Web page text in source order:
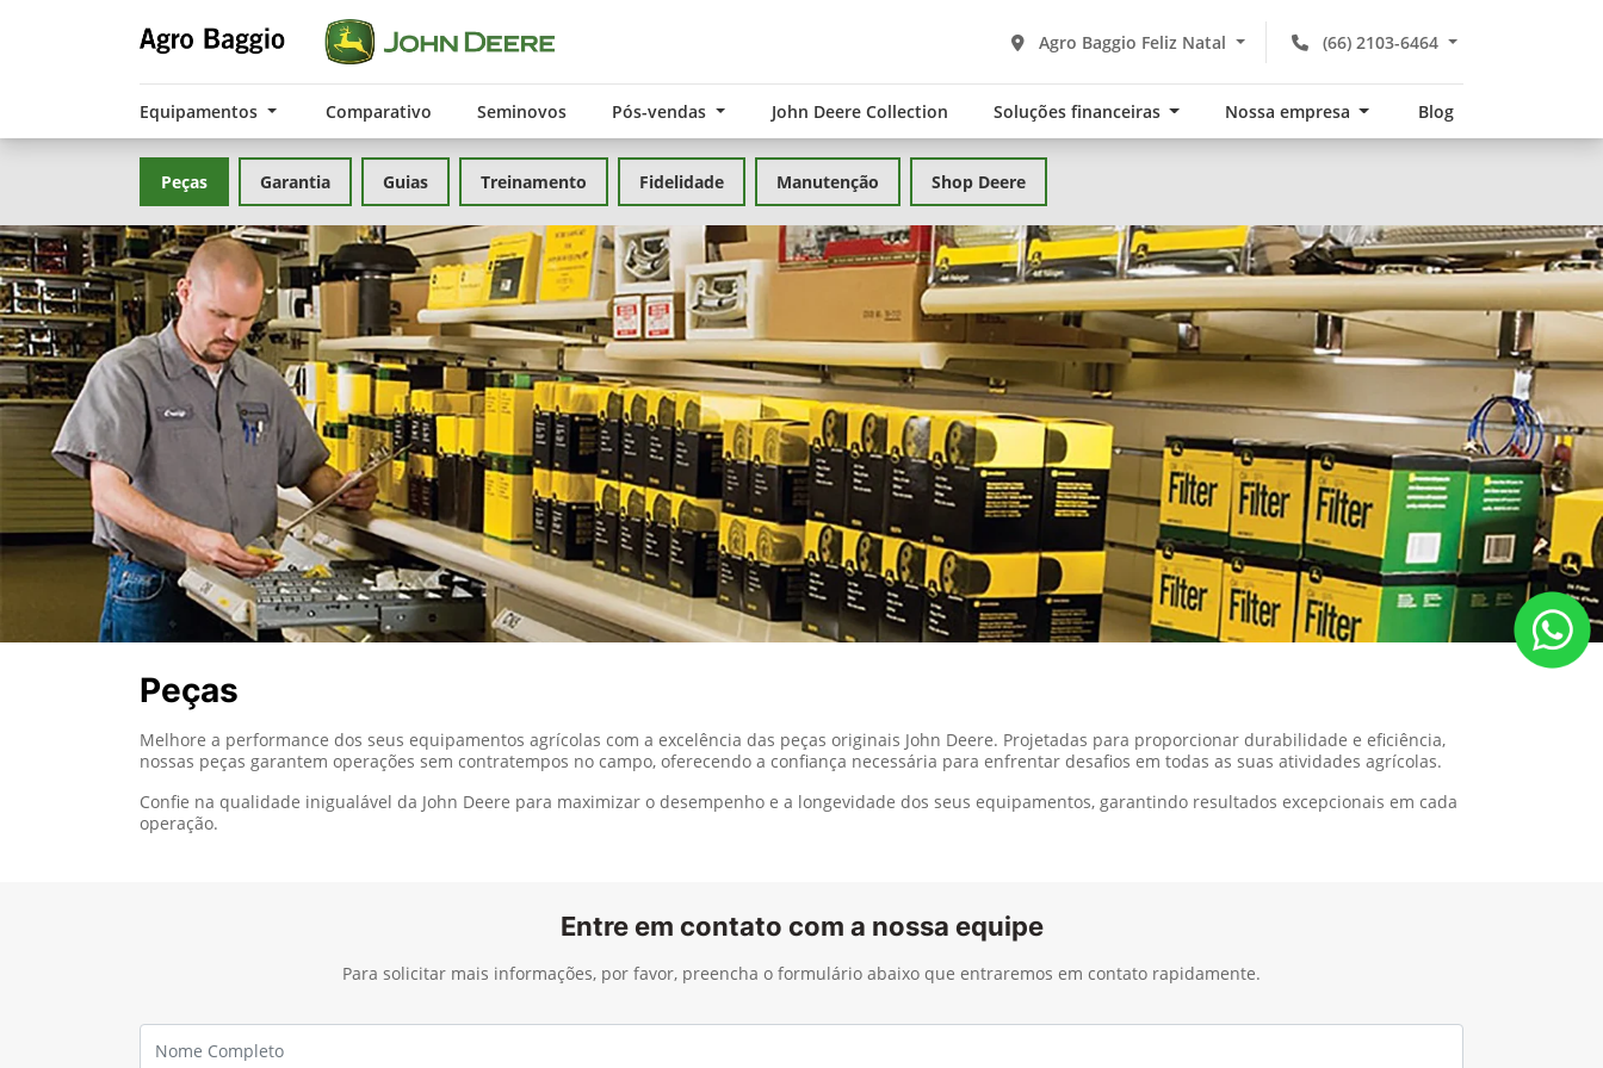
(66) 2103-6464
Agro Baggio Feliz Natal
Equipamentos Comparativo Seminovos Pós-vendas John Deere Collection Soluções financeiras Nossa empresa Blog
Peças Garantia Guias Treinamento Fidelidade Manutenção Shop Deere
Peças
Melhore a performance dos seus equipamentos agrícolas com a excelência das peças originais John Deere. Projetadas para proporcionar durabilidade e eficiência,
nossas peças garantem operações sem contratempos no campo, oferecendo a confiança necessária para enfrentar desafios em todas as suas atividades agrícolas.
Confie na qualidade inigualável da John Deere para maximizar o desempenho e a longevidade dos seus equipamentos, garantindo resultados excepcionais em cada
operação.
Entre em contato com a nossa equipe
Para solicitar mais informações, por favor, preencha o formulário abaixo que entraremos em contato rapidamente.